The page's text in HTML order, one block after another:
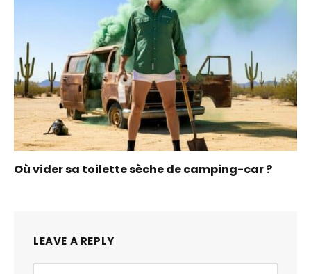
Où vider sa toilette sèche de camping-car ?
LEAVE A REPLY